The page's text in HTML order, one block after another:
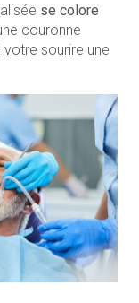
se colore
couronne
sourire une